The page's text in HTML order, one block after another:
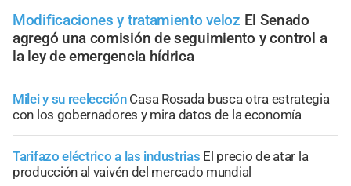
Modificaciones y tratamiento veloz El Senado
agregó una comisión de seguimiento y control a
la ley de emergencia hídrica
Milei y su reelección Casa Rosada busca otra estrategia
con los gobernadores y mira datos de la economía
Tarifazo eléctrico a las industrias El precio de atar la
producción al vaivén del mercado mundial